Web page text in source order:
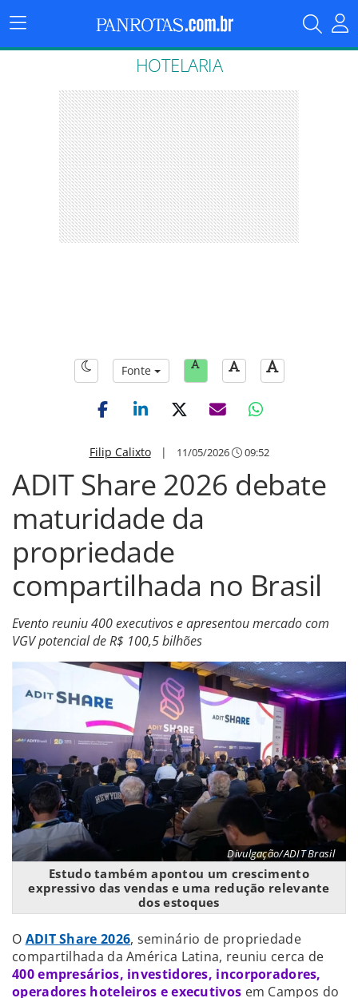
Menu
Principal
HOTELARIA
Fonte
Filip Calixto| 11/05/2026 09:52
ADIT Share 2026 debate
maturidade da
propriedade
compartilhada no Brasil
Evento reuniu 400 executivos e apresentou mercado com
VGV potencial de R$ 100,5 bilhões
Divulgação/ADIT Brasil
Estudo também apontou um crescimento
expressivo das vendas e uma redução relevante
dos estoques
O ADIT Share 2026, seminário de propriedade
compartilhada da América Latina, reuniu cerca de
400 empresários, investidores, incorporadores,
operadores hoteleiros e executivos em Campos do